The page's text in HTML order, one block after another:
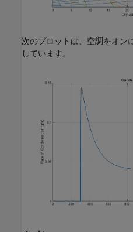
次のプロットは、空調をオン
しています。